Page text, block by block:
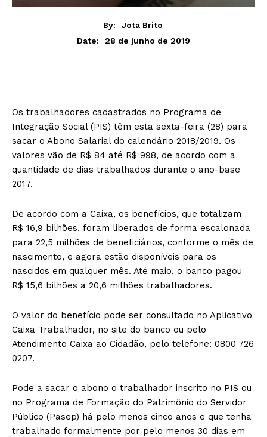
By:
Jota Brito
Date:
28 de junho de 2019
Os trabalhadores cadastrados no Programa de
Integração Social (PIS) têm esta sexta-feira (28) para
sacar o Abono Salarial do calendário 2018/2019. Os
valores vão de R$ 84 até R$ 998, de acordo com a
quantidade de dias trabalhados durante o ano-base
2017.
De acordo com a Caixa, os benefícios, que totalizam
R$ 16,9 bilhões, foram liberados de forma escalonada
para 22,5 milhões de beneficiários, conforme o mês de
nascimento, e agora estão disponíveis para os
nascidos em qualquer mês. Até maio, o banco pagou
R$ 15,6 bilhões a 20,6 milhões trabalhadores.
O valor do benefício pode ser consultado no Aplicativo
Caixa Trabalhador, no site do banco ou pelo
Atendimento Caixa ao Cidadão, pelo telefone: 0800 726
0207.
Pode a sacar o abono o trabalhador inscrito no PIS ou
no Programa de Formação do Patrimônio do Servidor
Público (Pasep) há pelo menos cinco anos e que tenha
trabalhado formalmente por pelo menos 30 dias em